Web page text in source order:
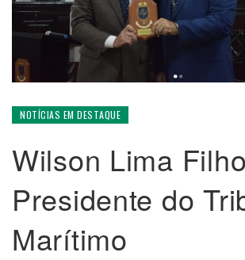
NOTÍCIAS EM DESTAQUE
Wilson Lima
Presidente do
Marítimo